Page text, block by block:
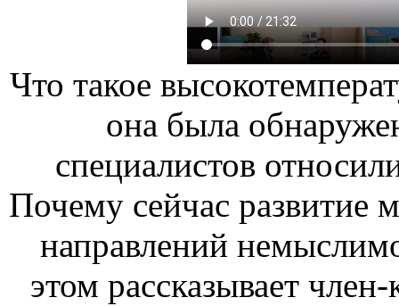
Что такое
она была
специалистов
Почему сейчас развитие
направлений
этом рассказывает